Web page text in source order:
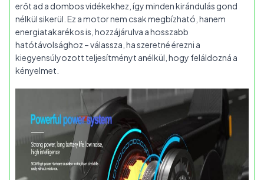
erőt ad a dombos vidékekhez, így minden kirándulás gond
nélkül sikerül. Ez a motor nem csak megbízható, hanem
energiatakarékos is, hozzájárulva a hosszabb
hatótávolsághoz – válassza, ha szeretné érezni a
kiegyensúlyozott teljesítményt anélkül, hogy feláldozná a
kényelmet.